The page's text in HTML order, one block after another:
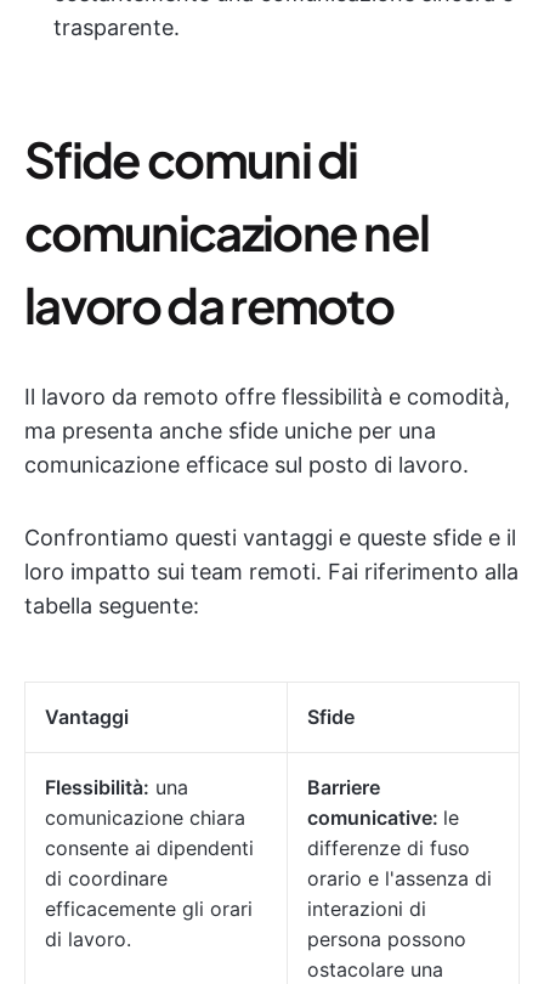
trasparente.
Sfide comuni di
comunicazione nel
lavoro da remoto
Il lavoro da remoto offre flessibilità e comodità,
ma presenta anche sfide uniche per una
comunicazione efficace sul posto di lavoro.
Confrontiamo questi vantaggi e queste sfide e il
loro impatto sui team remoti. Fai riferimento alla
tabella seguente:
Vantaggi Sfide
Flessibilità: una
comunicazione chiara
consente ai dipendenti
di coordinare
efficacemente gli orari
di lavoro.
Barriere
comunicative: le
differenze di fuso
orario e l'assenza di
interazioni di
persona possono
ostacolare una